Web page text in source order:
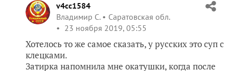
v4cc1584
Владимир С.
Саратовская обл.
23 ноября 2019, 05:55
Хотелось то же самое сказать, у русских это суп с
клецками.
Затирка напомнила мне окатушки, когда после